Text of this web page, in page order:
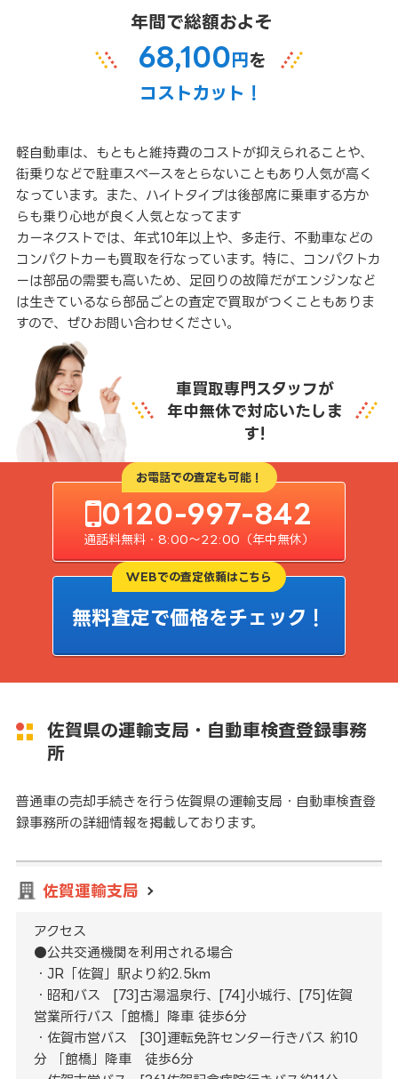
年間で総額およそ
68,100円を
コストカット！
軽自動車は、もともと維持費のコストが抑えられることや、
街乗りなどで駐車スペースをとらないこともあり人気が高く
なっています。また、ハイトタイプは後部席に乗車する方か
らも乗り心地が良く人気となってます
カーネクストでは、年式10年以上や、多走行、不動車などの
コンパクトカーも買取を行なっています。特に、コンパクトカ
ーは部品の需要も高いため、足回りの故障だがエンジンなど
は生きているなら部品ごとの査定で買取がつくこともありま
すので、ぜひお問い合わせください。
車買取専門スタッフが
年中無休で対応いたしま
す!
お電話での査定も可能！
0120-997-842
通話料無料・8:00〜22:00（年中無休）
WEBでの査定依頼はこちら
無料査定で価格をチェック！
佐賀県の運輸支局・自動車検査登録事務
所
普通車の売却手続きを行う佐賀県の運輸支局・自動車検査登
録事務所の詳細情報を掲載しております。
佐賀運輸支局
アクセス
●公共交通機関を利用される場合
・JR「佐賀」駅より約2.5km
・昭和バス [73]古湯温泉行、[74]小城行、[75]佐賀
営業所行バス「館橋」降車 徒歩6分
・佐賀市営バス [30]運転免許センター行きバス 約10
分 「館橋」降車 徒歩6分